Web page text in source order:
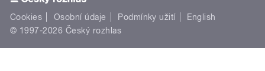
Cookies Osobní údaje Podmínky užití
English
© 1997-2026 Český rozhlas